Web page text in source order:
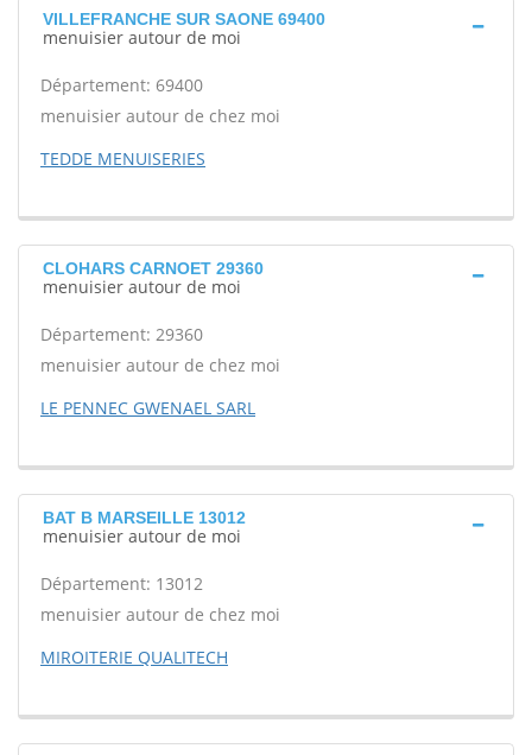
VILLEFRANCHE SUR SAONE 69400
menuisier autour de moi
Département: 69400
menuisier autour de chez moi
TEDDE MENUISERIES
CLOHARS CARNOET 29360
menuisier autour de moi
Département: 29360
menuisier autour de chez moi
LE PENNEC GWENAEL SARL
BAT B MARSEILLE 13012
menuisier autour de moi
Département: 13012
menuisier autour de chez moi
MIROITERIE QUALITECH